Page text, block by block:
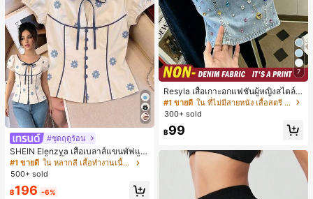
#ชุดฤดูร้อน
SHEIN Elenzya เสื้อเบลาส์แขนพัฟแต่
งระบายสีพื้นสีน้ำเงินสำหรับผู้หญิง, เสื้อ
ครอปเข้ารูปผูกโบว์คอวีตัดกันสำหรับฤ
#1 ขายดี
ใน หลากสี เสื้อทำงานเนื้อผ้านุ่ม
500+ sold
฿196 -6%
7
Resyla เสื้อเกาะอกแฟชั่นผู้หญิงสไตล์ซั
มเมอร์อเนกประสงค์ลายเดนิม แนะนำ
สำหรับงานหนัก ขายดี ตกแต่งเพชรสีสั
จำวัน
#1 ขายดี
ใน ที่ไม่มีสายหนัง เสื้อสตรี เสื้อเบลาส์ & Tee
300+ sold
฿99